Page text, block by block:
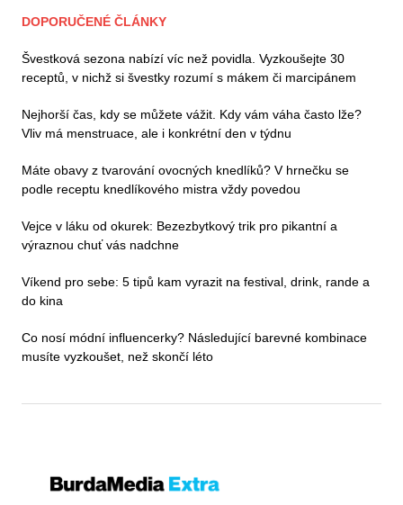
DOPORUČENÉ ČLÁNKY
Švestková sezona nabízí víc než povidla. Vyzkoušejte 30
receptů, v nichž si švestky rozumí s mákem či marcipánem
Nejhorší čas, kdy se můžete vážit. Kdy vám váha často lže?
Vliv má menstruace, ale i konkrétní den v týdnu
Máte obavy z tvarování ovocných knedlíků? V hrnečku se
podle receptu knedlíkového mistra vždy povedou
Vejce v láku od okurek: Bezezbytkový trik pro pikantní a
výraznou chuť vás nadchne
Víkend pro sebe: 5 tipů kam vyrazit na festival, drink, rande a
do kina
Co nosí módní influencerky? Následující barevné kombinace
musíte vyzkoušet, než skončí léto